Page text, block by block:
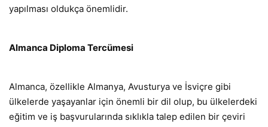
yapılması oldukça önemlidir.
Almanca Diploma Tercümesi
Almanca, özellikle Almanya, Avusturya ve İsviçre gibi
ülkelerde yaşayanlar için önemli bir dil olup, bu ülkelerdeki
eğitim ve iş başvurularında sıklıkla talep edilen bir çeviri